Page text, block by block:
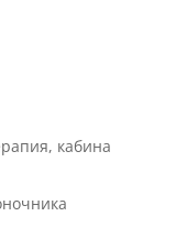
кабина